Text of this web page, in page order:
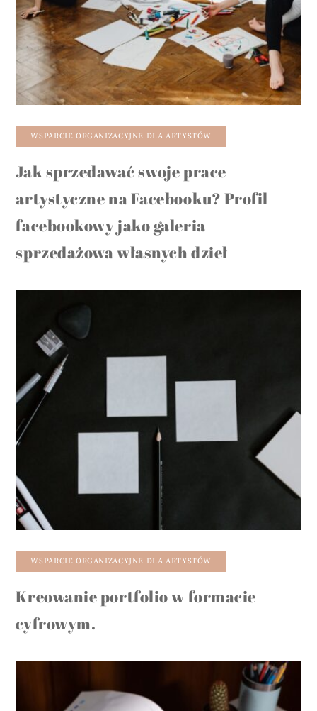
WSPARCIE ORGANIZACYJNE DLA ARTYSTÓW
Jak sprzedawać swoje prace
artystyczne na Facebooku? Profil
facebookowy jako galeria
sprzedażowa własnych dzieł
WSPARCIE ORGANIZACYJNE DLA ARTYSTÓW
Kreowanie portfolio w formacie
cyfrowym.